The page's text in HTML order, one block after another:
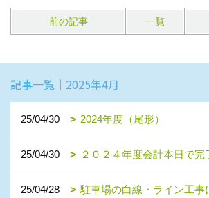
前の記事 一覧
記事一覧｜2025年4月
25/04/30 2024年度（尾形）
25/04/30 ２０２４年度会計本日で完
25/04/28
駐車場の白線・ライン工事